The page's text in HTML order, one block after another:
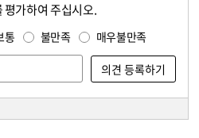
평가하여 주십시오.
통 불만족 매우불만족